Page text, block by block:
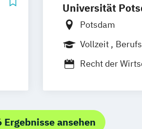
Universität
Potsdam
Vollzeit
Recht der
Ergebnisse ansehen